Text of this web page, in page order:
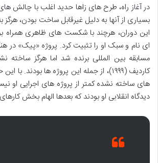
در آغاز راه، طرح های زاها حدید اغلب با چالش
بسیاری از آنها به دلیل غیرقابل ساخت بودن، هرگز
این دوران، هرچند با شکست های ظاهری همراه
مسابقه بین المللی برنده شد اما هرگز ساخته
کاردیف (۱۹۹۹)، از جمله این پروژه ها بودند.
های ساخته نشده کمتر از پروژه های اجرایی او
دیدگاه انقلابی او بودند که بعدها الهام بخش